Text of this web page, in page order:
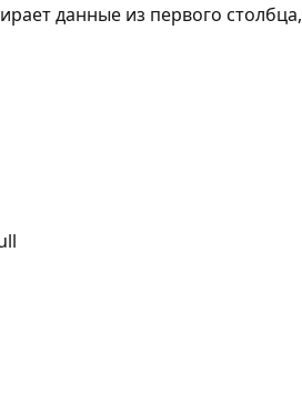
данные из первого столбца,